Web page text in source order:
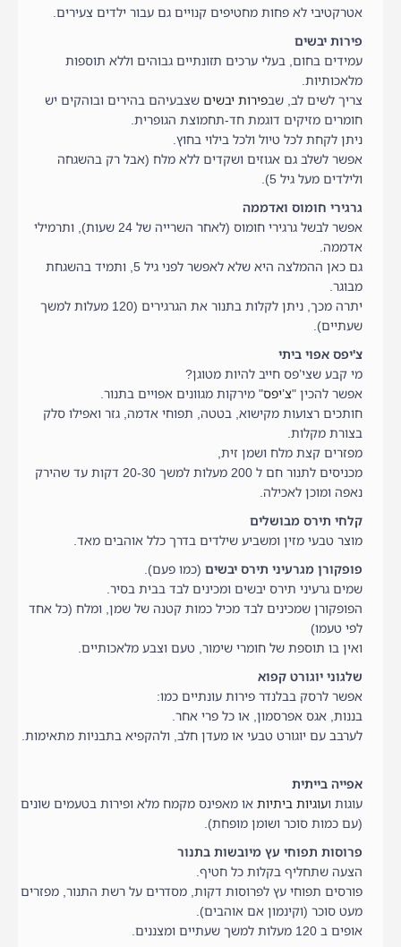
אטרקטיבי לא פחות מחטיפים קנויים גם עבור ילדים צעירים.
פירות יבשים
עמידים בחום, בעלי ערכים תזונתיים גבוהים וללא תוספות
מלאכותיות.
צריך לשים לב, שבפירות יבשיםשצבעיהם בהירים ובוהקים יש
חומרים מזיקים דוגמת חד-תחמוצת הגופרית.
ניתן לקחת לכל טיול ולכל בילוי בחוץ.
אפשר לשלב גם אגוזים ושקדים ללא מלח (אבל רק בהשגחה
ולילדים מעל גיל 5).
גרגירי חומוס ואדממה
אפשר לבשל גרגירי חומוס (לאחר השרייה של 24 שעות), ותרמילי
אדממה.
גם כאן ההמלצה היא שלא לאפשר לפני גיל 5, ותמיד בהשגחת
מבוגר.
יתרה מכך, ניתן לקלות בתנור את הגרגירים (120 מעלות למשך
שעתיים).
צ'יפס אפוי ביתי
מי קבע שצי’פס חייב להיות מטוגן?
אפשר להכין "צ’יפס" מירקות מגוונים אפויים בתנור.
חותכים רצועות מקישוא, בטטה, תפוחי אדמה, גזר ואפילו סלק
בצורת מקלות.
מפזרים קצת מלח ושמן זית,
מכניסים לתנור חם ל 200 מעלות למשך 20-30 דקות עד שהירק
נאפה ומוכן לאכילה.
קלחי תירס מבושלים
מוצר טבעי מזין ומשביע שילדים בדרך כלל אוהבים מאד.
פופקורן מגרעיני תירס יבשים(כמו פעם).
שמים גרעיני תירס יבשים ומכינים לבד בבית בסיר.
הפופקורן שמכינים לבד מכיל כמות קטנה של שמן, ומלח (כל אחד
לפי טעמו)
ואין בו תוספת של חומרי שימור, טעם וצבע מלאכותיים.
שלגוני יוגורט קפוא
אפשר לרסק בבלנדר פירות עונתיים כמו:
בננות, אגס אפרסמון, או כל פרי אחר.
לערבב עם יוגורט טבעי או מעדן חלב, ולהקפיא בתבניות מתאימות.
אפייה בייתית
עוגות ועוגיות ביתיותאו מאפינס מקמח מלא ופירות בטעמים שונים
(עם כמות סוכר ושומן מופחת).
פרוסות תפוחי עץ מיובשות בתנור
הצעה שתחליף בקלות כל חטיף.
פורסים תפוחי עץ לפרוסות דקות, מסדרים על רשת התנור, מפזרים
מעט סוכר (וקינמון אם אוהבים).
אופים ב 120 מעלות למשך שעתיים ומצננים.